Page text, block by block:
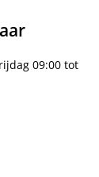
09:00 tot